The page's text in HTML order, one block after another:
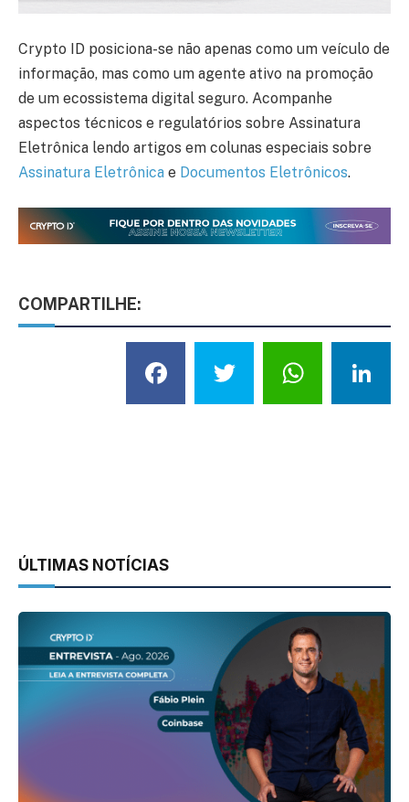
Crypto ID posiciona-se não apenas como um veículo de
informação, mas como um agente ativo na promoção
de um ecossistema digital seguro. Acompanhe
aspectos técnicos e regulatórios sobre Assinatura
Eletrônica lendo artigos em colunas especiais sobre
Assinatura Eletrônica e Documentos Eletrônicos.
COMPARTILHE:
Facebook
Twitter
ÚLTIMAS NOTÍCIAS